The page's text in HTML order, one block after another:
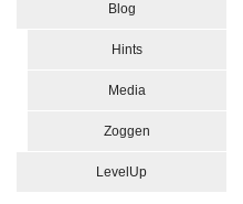
Blog
Hints
Media
Zoggen
LevelUp